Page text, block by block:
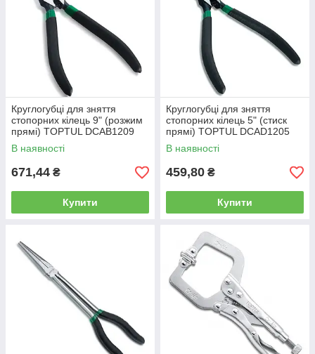
Круглогубці для зняття
стопорних кілець 9" (розжим
прямі) TOPTUL DCAB1209
В наявності
671,44 ₴
Купити
Круглогубці для зняття
стопорних кілець 5" (стиск
прямі) TOPTUL DCAD1205
В наявності
459,80 ₴
Купити